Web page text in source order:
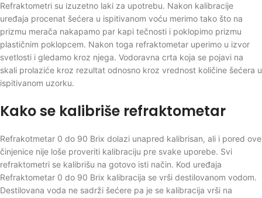
Refraktometri su izuzetno laki za upotrebu. Nakon kalibracije
uređaja procenat šećera u ispitivanom voću merimo tako što na
prizmu merača nakapamo par kapi tečnosti i poklopimo prizmu
plastičnim poklopcem. Nakon toga refraktometar uperimo u izvor
svetlosti i gledamo kroz njega. Vodoravna crta koja se pojavi na
skali prolaziće kroz rezultat odnosno kroz vrednost količine šećera u
ispitivanom uzorku.
Kako se kalibriše refraktometar
Refrakotmetar 0 do 90 Brix dolazi unapred kalibrisan, ali i pored ove
činjenice nije loše proveriti kalibraciju pre svake uporebe. Svi
refraktometri se kalibrišu na gotovo isti način. Kod uređaja
Refraktometar 0 do 90 Brix kalibracija se vrši destilovanom vodom.
Destilovana voda ne sadrži šećere pa je se kalibracija vrši na